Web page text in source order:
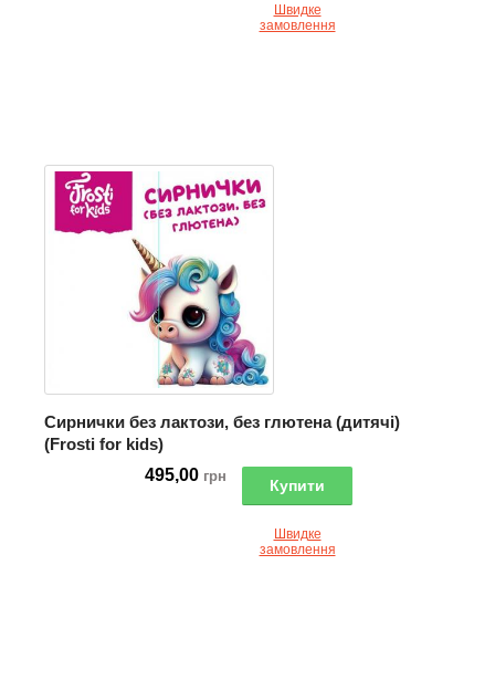
Швидке
замовлення
Сирнички без лактози, без глютена (дитячі)
(Frosti for kids)
495,00 грн
Купити
Швидке
замовлення